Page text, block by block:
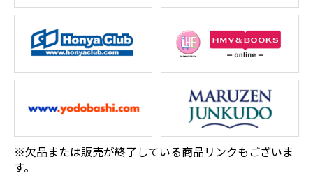
※欠品または販売が終了している商品リンクもございま
す。